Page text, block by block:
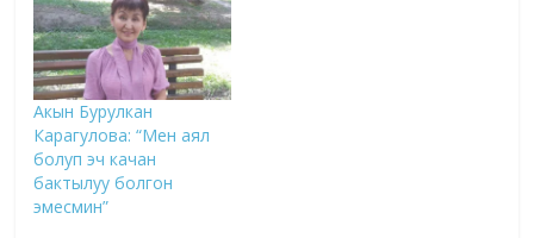
Акын Бурулкан
Карагулова: “Мен аял
болуп эч качан
бактылуу болгон
эмесмин”